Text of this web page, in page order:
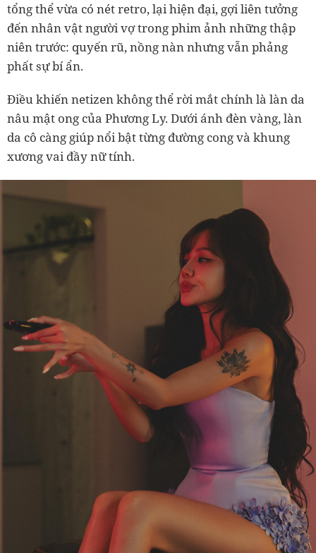
tổng thể vừa có nét retro, lại hiện đại, gợi liên tưởng
đến nhân vật người vợ trong phim ảnh những thập
niên trước: quyến rũ, nồng nàn nhưng vẫn phảng
phất sự bí ẩn.
Điều khiến netizen không thể rời mắt chính là làn da
nâu mật ong của Phương Ly. Dưới ánh đèn vàng, làn
da cô càng giúp nổi bật từng đường cong và khung
xương vai đầy nữ tính.